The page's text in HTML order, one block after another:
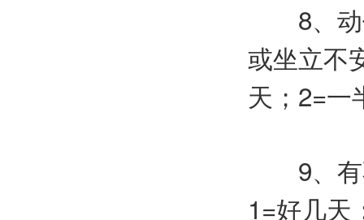
8、动
或坐立不
天；2=一
9、有
1=好几天